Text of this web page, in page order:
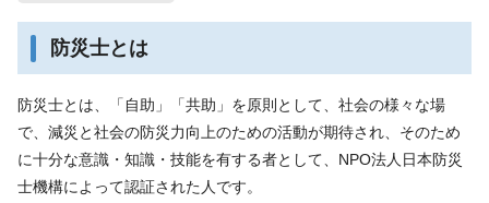
防災士とは
防災士とは、「自助」「共助」を原則として、社会の様々な場
で、減災と社会の防災力向上のための活動が期待され、そのため
に十分な意識・知識・技能を有する者として、NPO法人日本防災
士機構によって認証された人です。